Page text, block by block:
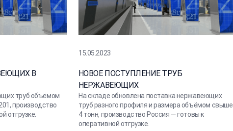
В
труб объёмом
производство
отгрузке.
15.05.2023
НОВОЕ ПОСТУПЛЕНИЕ ТРУБ
НЕРЖАВЕЮЩИХ
На складе обновлена поставка нержавеющих
труб разного профиля и размера объёмом свыше
4 тонн, производство Россия — готовы к
оперативной отгрузке.